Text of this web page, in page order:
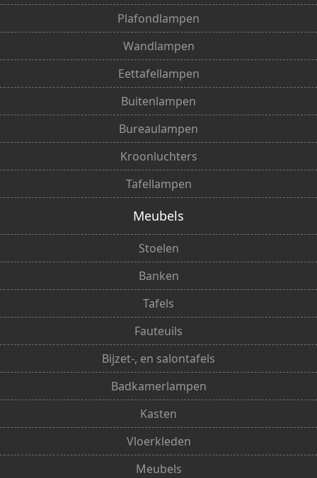
Plafondlampen
Wandlampen
Eettafellampen
Buitenlampen
Bureaulampen
Kroonluchters
Tafellampen
Meubels
Stoelen
Banken
Tafels
Fauteuils
Bijzet-, en salontafels
Badkamerlampen
Kasten
Vloerkleden
Meubels